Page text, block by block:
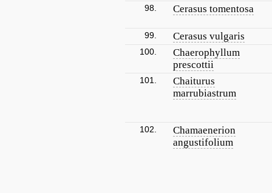
98. Cerasus tomentosa
99. Cerasus vulgaris
100.
Chaerophyllum
prescottii
101.
Chaiturus
marrubiastrum
102.
Chamaenerion
angustifolium